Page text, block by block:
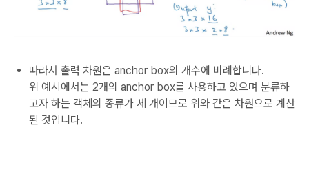
따라서 출력 차원은 anchor box의 개수에 비례합니다.
위 예시에서는 2개의 anchor box를 사용하고 있으며 분류하
고자 하는 객체의 종류가 세 개이므로 위와 같은 차원으로 계산
된 것입니다.